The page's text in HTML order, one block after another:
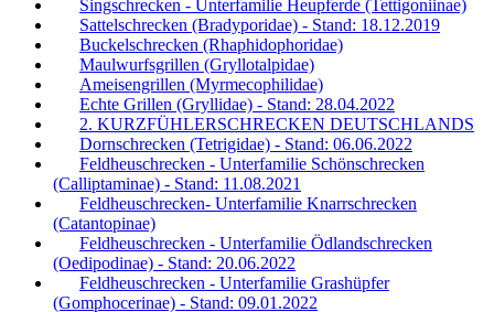
Singschrecken - Unterfamilie Heupferde (Tettigoniinae)
Sattelschrecken (Bradyporidae) - Stand: 18.12.2019
Buckelschrecken (Rhaphidophoridae)
Maulwurfsgrillen (Gryllotalpidae)
Ameisengrillen (Myrmecophilidae)
Echte Grillen (Gryllidae) - Stand: 28.04.2022
2. KURZFÜHLERSCHRECKEN DEUTSCHLANDS
Dornschrecken (Tetrigidae) - Stand: 06.06.2022
Feldheuschrecken - Unterfamilie Schönschrecken
(Calliptaminae) - Stand: 11.08.2021
Feldheuschrecken- Unterfamilie Knarrschrecken
(Catantopinae)
Feldheuschrecken - Unterfamilie Ödlandschrecken
(Oedipodinae) - Stand: 20.06.2022
Feldheuschrecken - Unterfamilie Grashüpfer
(Gomphocerinae) - Stand: 09.01.2022